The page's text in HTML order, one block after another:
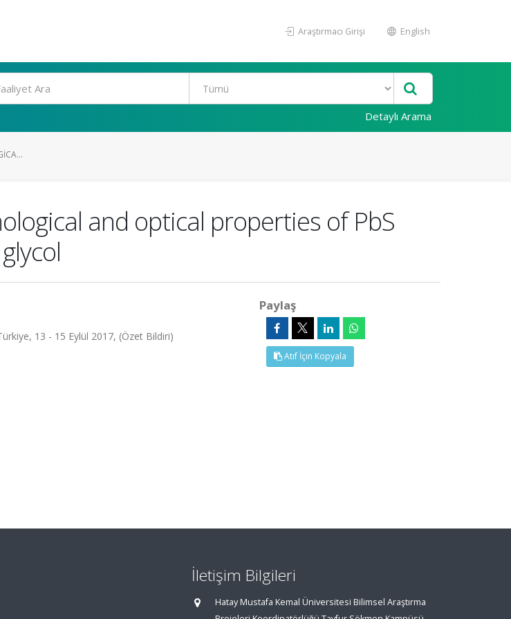
Araştırmacı Girişi English
Detaylı Arama
and optical properties of PbS
13 - 15 Eylül 2017, (Özet Bildiri)
Paylaş
Atıf İçin Kopyala
İletişim Bilgileri
Hatay Mustafa Kemal Üniversitesi Bilimsel Araştırma